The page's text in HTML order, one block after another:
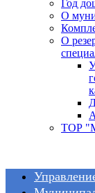
Год
О
О
ТОР